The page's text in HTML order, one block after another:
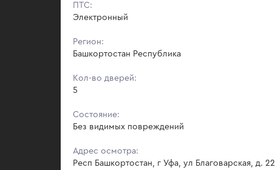
ПТС:
Электронный
Регион:
Башкортостан Республика
Кол-во дверей:
5
Состояние:
Без видимых повреждений
Адрес осмотра:
Респ Башкортостан, г Уфа, ул Благоварская, д. 22